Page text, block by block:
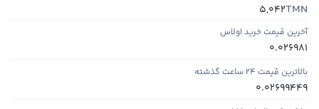
TMN
5,042
آخرین قیمت خرید اولاس
0.026981
بالاترین قیمت ۲۴ ساعت گذشته
0.02699449